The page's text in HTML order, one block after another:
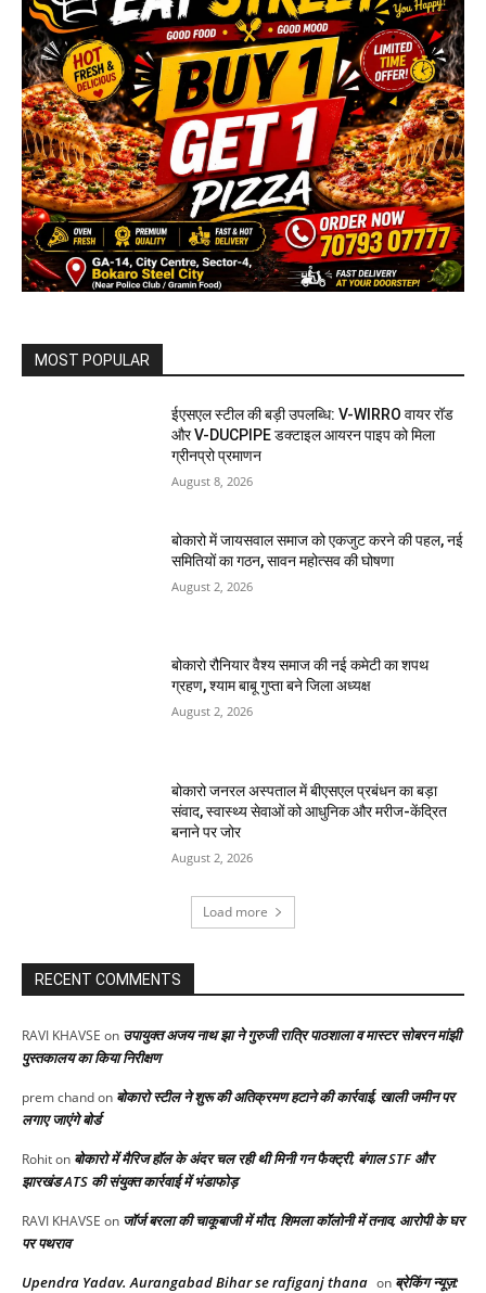
MOST POPULAR
ईएसएल स्टील की बड़ी उपलब्धि: V-WIRRO वायर रॉड
और V-DUCPIPE डक्टाइल आयरन पाइप को मिला
ग्रीनप्रो प्रमाणन
August 8, 2026
बोकारो में जायसवाल समाज को एकजुट करने की पहल, नई
समितियों का गठन, सावन महोत्सव की घोषणा
August 2, 2026
बोकारो रौनियार वैश्य समाज की नई कमेटी का शपथ
ग्रहण, श्याम बाबू गुप्ता बने जिला अध्यक्ष
August 2, 2026
बोकारो जनरल अस्पताल में बीएसएल प्रबंधन का बड़ा
संवाद, स्वास्थ्य सेवाओं को आधुनिक और मरीज-केंद्रित
बनाने पर जोर
August 2, 2026
Load more
RECENT COMMENTS
RAVI KHAVSE on उपायुक्त अजय नाथ झा ने गुरुजी रात्रि पाठशाला व मास्टर सोबरन मांझी
पुस्तकालय का किया निरीक्षण
prem chandon बोकारो स्टील ने शुरू की अतिक्रमण हटाने की कार्रवाई, खाली जमीन पर
लगाए जाएंगे बोर्ड
Rohiton बोकारो में मैरिज हॉल के अंदर चल रही थी मिनी गन फैक्ट्री, बंगाल STF और
झारखंड ATS की संयुक्त कार्रवाई में भंडाफोड़
RAVI KHAVSE on जॉर्ज बरला की चाकूबाजी में मौत, शिमला कॉलोनी में तनाव, आरोपी के घर
पर पथराव
Upendra Yadav. Aurangabad Bihar se rafiganj thana on ब्रेकिंग न्यूज़: